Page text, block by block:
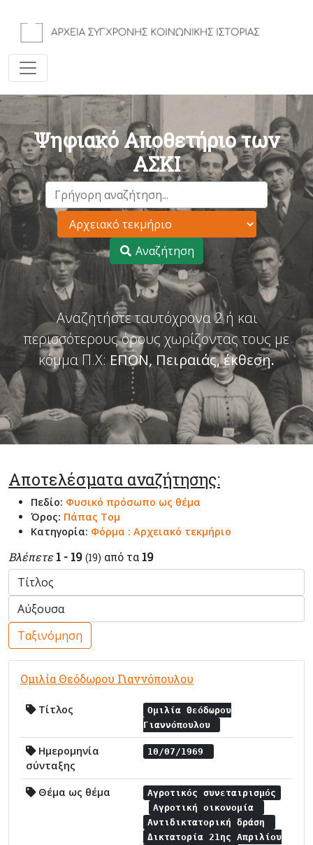
Ψηφιακό Αποθετήριο των
ΑΣΚΙ
Αναζήτηση
Αναζητήστε ταυτόχρονα 2 ή και
περισσότερους όρους χωρίζοντας τους με
κόμμα Π.Χ: ΕΠΟΝ, Πειραιάς, έκθεση.
Αποτελέσματα αναζήτησης:
Πεδίο: Φυσικό πρόσωπο ως θέμα
Όρος: Πάπας Τομ
Κατηγορία: Φόρμα : Αρχειακό τεκμήριο
Βλέπετε 1 - 19 (19) από τα 19
Ταξινόμηση
Ομιλία Θεόδωρου Γιαννόπουλου
Τίτλος
Ομιλία Θεόδωρου
Γιαννόπουλου
Ημερομηνία
σύνταξης
10/07/1969
Θέμα ως θέμα
Αγροτικός συνεταιρισμός
Αγροτική οικονομία
Αντιδικτατορική δράση
Δικτατορία 21ης Απριλίου